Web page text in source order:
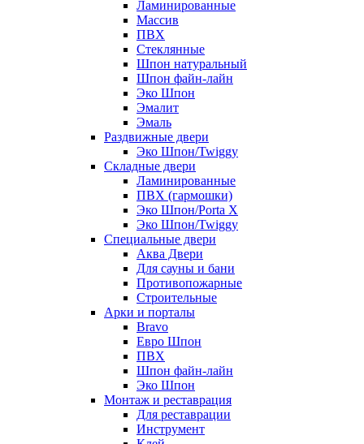
Ламинированные
Массив
ПВХ
Стеклянные
Шпон натуральный
Шпон файн-лайн
Эко Шпон
Эмалит
Эмаль
Раздвижные двери
Эко Шпон/Twiggy
Складные двери
Ламинированные
ПВХ (гармошки)
Эко Шпон/Porta X
Эко Шпон/Twiggy
Специальные двери
Аква Двери
Для сауны и бани
Противопожарные
Строительные
Арки и порталы
Bravo
Евро Шпон
ПВХ
Шпон файн-лайн
Эко Шпон
Монтаж и реставрация
Для реставрации
Инструмент